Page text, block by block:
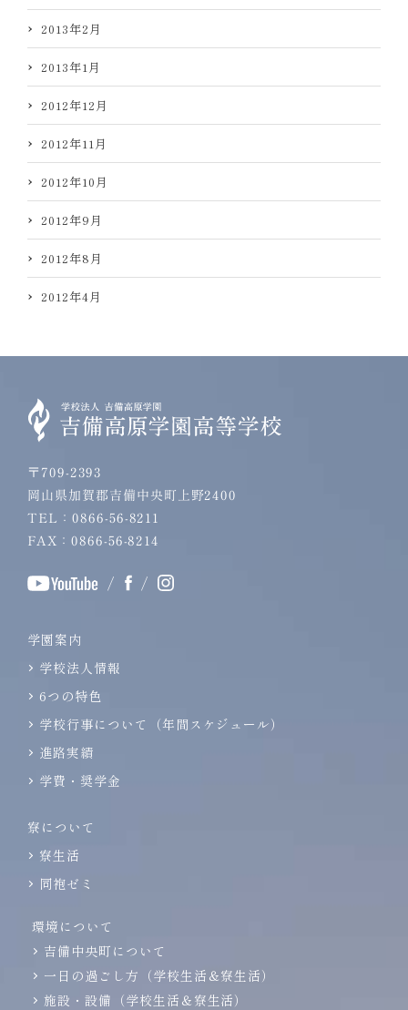
2013年2月
2013年1月
2012年12月
2012年11月
2012年10月
2012年9月
2012年8月
2012年4月
〒709-2393
岡山県加賀郡吉備中央町上野2400
TEL：0866-56-8211
FAX：0866-56-8214
/ /
学園案内
学校法人情報
6つの特色
学校行事について（年間スケジュール）
進路実績
学費・奨学金
寮について
寮生活
同袍ゼミ
環境について
吉備中央町について
一日の過ごし方（学校生活＆寮生活）
施設・設備（学校生活＆寮生活）